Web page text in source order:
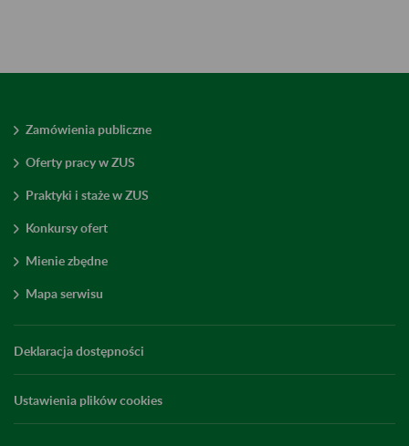
Zamówienia publiczne
Oferty pracy w ZUS
Praktyki i staże w ZUS
Konkursy ofert
Mienie zbędne
Mapa serwisu
Deklaracja dostępności
Ustawienia plików cookies